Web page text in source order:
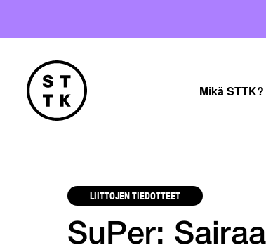
Mikä STTK?
LIITTOJEN TIEDOTTEET
SuPer: